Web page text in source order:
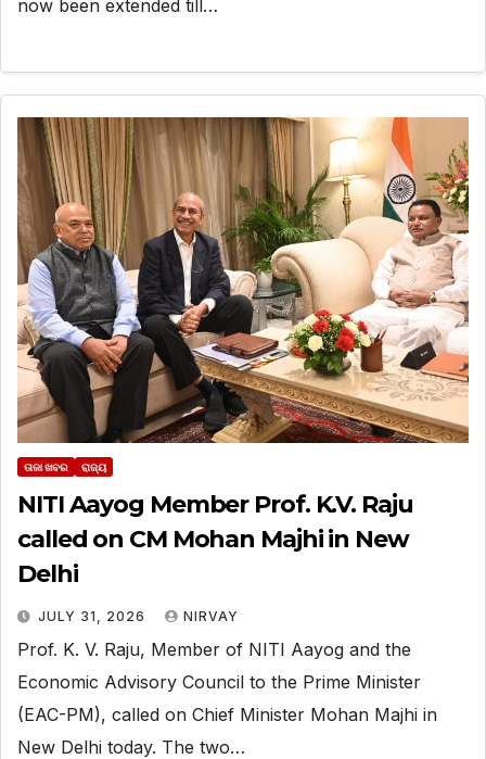
now been extended till…
ତାଜା ଖବର ରାଜ୍ୟ
NITI Aayog Member Prof. K.V. Raju
called on CM Mohan Majhi in New
Delhi
JULY 31, 2026 NIRVAY
Prof. K. V. Raju, Member of NITI Aayog and the
Economic Advisory Council to the Prime Minister
(EAC-PM), called on Chief Minister Mohan Majhi in
New Delhi today. The two…